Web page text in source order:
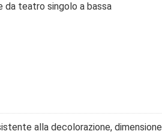
da teatro singolo a bassa
alla decolorazione, dimensione